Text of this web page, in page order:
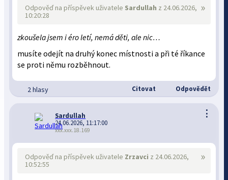
»
Odpověď na příspěvek uživatele Sardullah z 24.06.2026,
10:20:28
zkoušela jsem i éro letí, nemá děti, ale nic…
musíte odejít na druhý konec místnosti a při té říkance
se proti němu rozběhnout.
2 hlasy Citovat Odpovědět
⋮
Sardullah
24.06.2026, 11:17:00
xxx.xxx.18.169
»
Odpověď na příspěvek uživatele Zrzavci z 24.06.2026,
10:52:55